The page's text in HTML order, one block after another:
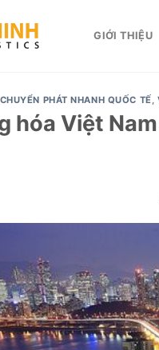
GIỚI THIỆU
CHUYỂN PHÁT NHANH QUỐC TẾ,
hóa Việt